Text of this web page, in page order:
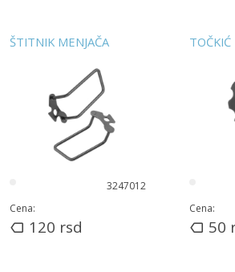
ŠTITNIK MENJAČA
3247012
Cena:
120 rsd
TOČKIĆ
Cena:
50